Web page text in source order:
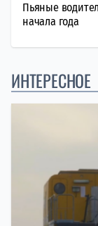
Пьяные
начала года
ИНТЕРЕСНОЕ